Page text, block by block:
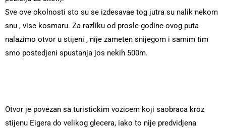
Sve ove okolnosti sto su se izdesavae tog jutra su nalik nekom
snu , vise kosmaru. Za razliku od prosle godine ovog puta
nalazimo otvor u stijeni , nije zameten snijegom i samim tim
smo postedjeni spustanja jos nekih 500m.
Otvor je povezan sa turistickim vozicem koji saobraca kroz
stijenu Eigera do velikog glecera, iako to nije predvidjena